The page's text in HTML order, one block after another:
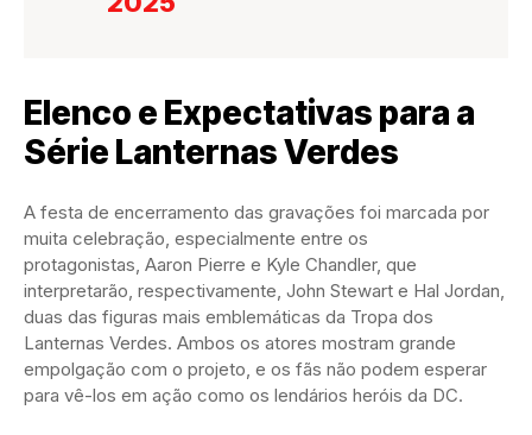
Elenco e Expectativas para a
Série Lanternas Verdes
A festa de encerramento das gravações foi marcada por
muita celebração, especialmente entre os
protagonistas, Aaron Pierre e Kyle Chandler, que
interpretarão, respectivamente, John Stewart e Hal Jordan,
duas das figuras mais emblemáticas da Tropa dos
Lanternas Verdes. Ambos os atores mostram grande
empolgação com o projeto, e os fãs não podem esperar
para vê-los em ação como os lendários heróis da DC.